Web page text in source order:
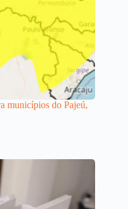
municípios do Pajeú,